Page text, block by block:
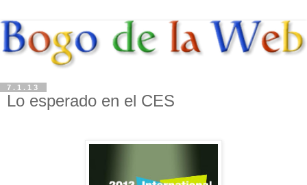
7.1.13
Lo esperado en el CES